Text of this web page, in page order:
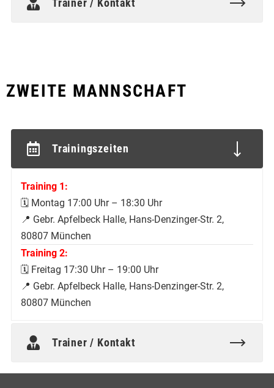
ZWEITE MANNSCHAFT
Trainingszeiten
Training 1:
🗓️ Montag 17:00 Uhr – 18:30 Uhr
📍 Gebr. Apfelbeck Halle, Hans-Denzinger-Str. 2,
80807 München
Training 2:
🗓️ Freitag 17:30 Uhr – 19:00 Uhr
📍 Gebr. Apfelbeck Halle, Hans-Denzinger-Str. 2,
80807 München
Trainer / Kontakt